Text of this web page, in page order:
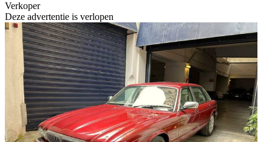
Verkoper
Deze advertentie is verlopen